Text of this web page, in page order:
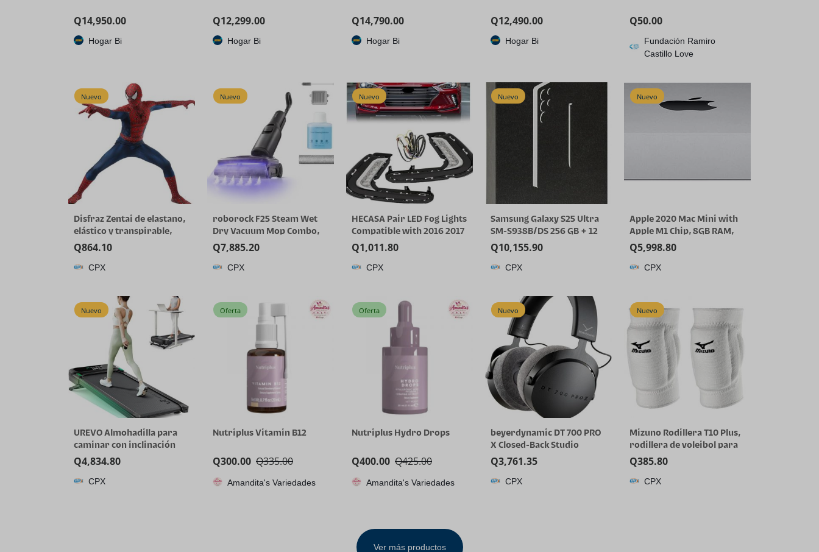
Q14,950.00
Hogar Bi
Q12,299.00
Hogar Bi
Q14,790.00
Hogar Bi
Q12,490.00
Hogar Bi
Q50.00
Fundación Ramiro
Castillo Love
Nuevo
Disfraz Zentai de elastano,
elástico y transpirable,
para Halloween y cosplay
Q864.10
CPX
Nuevo
roborock F25 Steam Wet
Dry Vacuum Mop Combo,
356°F Cordless Steam
Cleaner | 25000 Pa Suction
for Hard Floor, 203°F Self-
Whole-House Cleaning, No
Tangle
Q7,885.20
CPX
Nuevo
HECASA Pair LED Fog Lights
Compatible with 2016 2017
2018 Hyundai Elantra Sixth
Generation DRL
Replacement for
LH& RH Clear Lens
Q1,011.80
CPX
Nuevo
Samsung Galaxy S25 Ultra
SM-S938B/DS 256 GB + 12
GB RAM Smartphone AI,
desbloqueado de fábrica
GSM, modelo internacional
Q10,155.90
CPX
Nuevo
Apple 2020 Mac Mini with
Apple M1 Chip, 8GB RAM,
256GB SSD Storage – Silver
(Renewed)
Q5,998.80
CPX
Nuevo
UREVO Almohadilla para
caminar con inclinación
automática con aplicación
de IA, caminadora
motorizada silenciosa sin
Q4,834.80
CPX
Oferta
Nutriplus Vitamin B12
Q335.00
Q300.00
Amandita's Variedades
Oferta
Nutriplus Hydro Drops
Q425.00
Q400.00
Amandita's Variedades
Nuevo
beyerdynamic DT 700 PRO
X Closed-Back Studio
Headphones with
Stellar.45 Driver for
Recording and Monitoring
Q3,761.35
CPX
Nuevo
Mizuno Rodillera T10 Plus,
rodillera de voleibol para
adultos, color blanco, talla
única, 480121.0000.10.ONE
Q385.80
CPX
Ver más productos